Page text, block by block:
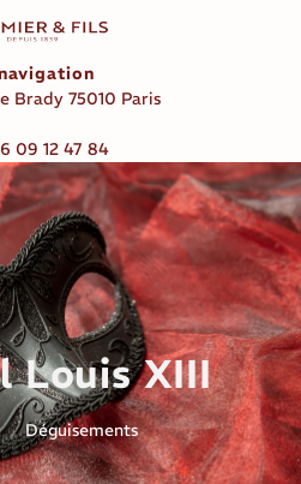
Brady 75010 Paris
09 12 47 84
Louis XIII
Déguisements